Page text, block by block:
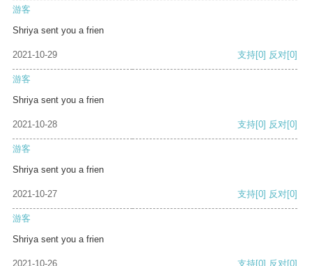
游客
Shriya sent you a frien
2021-10-29 支持[0] 反对[0]
游客
Shriya sent you a frien
2021-10-28 支持[0] 反对[0]
游客
Shriya sent you a frien
2021-10-27 支持[0] 反对[0]
游客
Shriya sent you a frien
2021-10-26 支持[0] 反对[0]